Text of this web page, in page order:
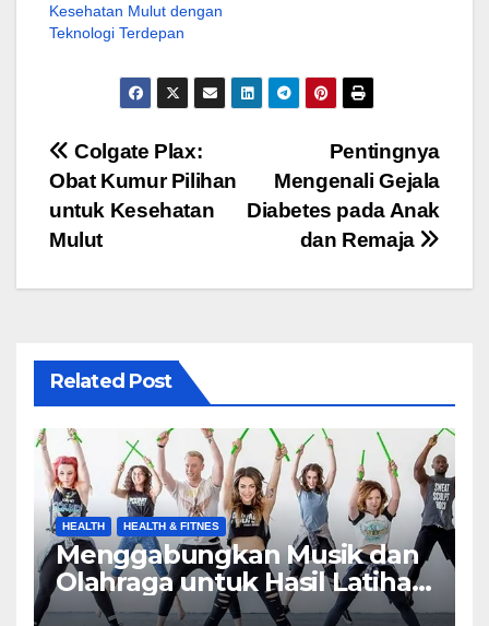
Kesehatan Mulut dengan
Teknologi Terdepan
Navigasi
pos
Pentingnya
Mengenali Gejala
Diabetes pada Anak
dan Remaja
Colgate Plax:
Obat Kumur Pilihan
untuk Kesehatan
Mulut
Related Post
HEALTH HEALTH & FITNES
Menggabungkan Musik dan
Olahraga untuk Hasil Latihan
yang Maksimal